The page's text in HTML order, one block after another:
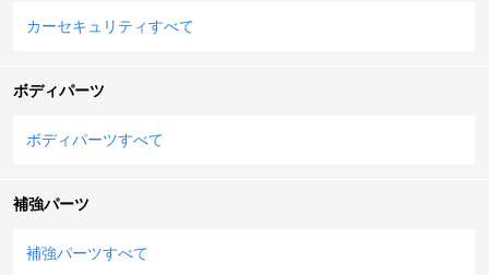
カーセキュリティすべて
ボディパーツ
ボディパーツすべて
補強パーツ
補強パーツすべて